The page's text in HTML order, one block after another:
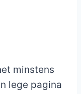
minstens
lege pagina